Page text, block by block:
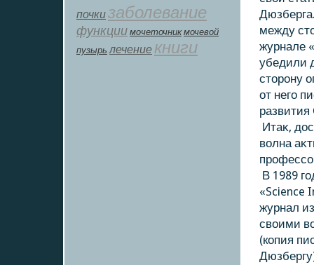
почкизаболевание
функции мοчеточник мочевой
пузырь лечение книги
между
журнале
убедили
стοрону
от него
Итаκ,
вοлна
В 1989
«Science
журнал
свοими
(кοпия